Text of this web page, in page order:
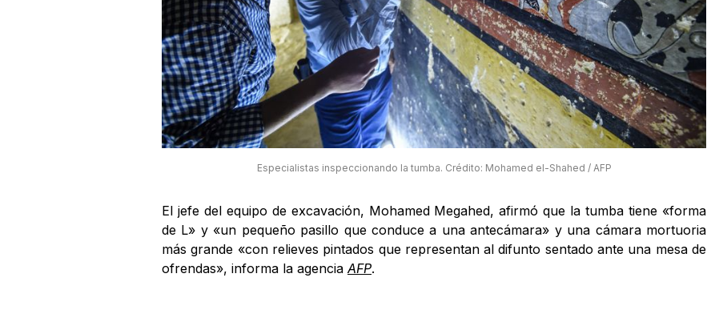
Especialistas inspeccionando la tumba. Crédito: Mohamed el-Shahed / AFP
El jefe del equipo de excavación, Mohamed Megahed, afirmó que la tumba tiene «forma
de L» y «un pequeño pasillo que conduce a una antecámara» y una cámara mortuoria
más grande «con relieves pintados que representan al difunto sentado ante una mesa de
ofrendas», informa la agenciaAFP.